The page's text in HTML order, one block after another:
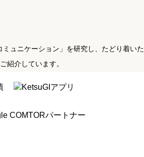
ュニケーション」を研究し、たどり着いた
紹介しています。
KetsuGIアプリ
COMTORパートナー